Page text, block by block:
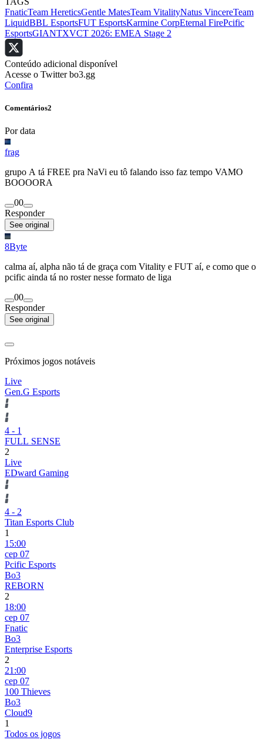
FnaticTeam HereticsGentle MatesTeam VitalityNatus VincereTeam
LiquidBBL EsportsFUT EsportsKarmine CorpEternal FirePcific
EsportsGIANTXVCT 2026: EMEA Stage 2
Conteúdo adicional disponível
Acesse o Twitter bo3.gg
Confira
Comentários2
Por data
frag
grupo A tá FREE pra NaVi eu tô falando isso faz tempo VAMO
BOOOORA
00
Responder
See original
8Byte
calma aí, alpha não tá de graça com Vitality e FUT aí, e como que o
pcific ainda tá no roster nesse formato de liga
00
Responder
See original
Próximos jogos notáveis
Live
Gen.G Esports
4 - 1
FULL SENSE
2
Live
EDward Gaming
4 - 2
Titan Esports Club
1
15:00
сер 07
Pcific Esports
Bo3
REBORN
2
18:00
сер 07
Fnatic
Bo3
Enterprise Esports
2
21:00
сер 07
100 Thieves
Bo3
Cloud9
1
Todos os jogos